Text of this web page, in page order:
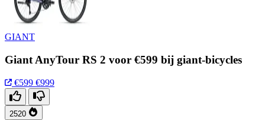
GIANT
Giant AnyTour RS 2 voor €599 bij giant-bicycles
€599 €999
2520